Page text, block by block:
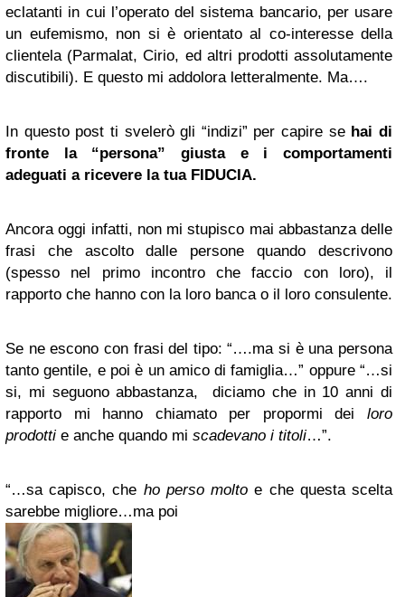
eclatanti in cui l’operato del sistema bancario, per usare
un eufemismo, non si è orientato al co-interesse della
clientela (Parmalat, Cirio, ed altri prodotti assolutamente
discutibili). E questo mi addolora letteralmente. Ma….
In questo post ti svelerò gli “indizi” per capire se hai di
fronte la “persona” giusta e i comportamenti
adeguati a ricevere la tua FIDUCIA.
Ancora oggi infatti, non mi stupisco mai abbastanza delle
frasi che ascolto dalle persone quando descrivono
(spesso nel primo incontro che faccio con loro), il
rapporto che hanno con la loro banca o il loro consulente.
Se ne escono con frasi del tipo:“….ma si è una persona
tanto gentile, e poi è un amico di famiglia…” oppure“…si
si, mi seguono abbastanza, diciamo che in 10 anni di
rapporto mi hanno chiamato per propormi dei loro
prodotti e anche quando mi scadevano i titoli…”.
“…sa capisco, che ho perso molto e che questa scelta
sarebbe migliore…ma poi